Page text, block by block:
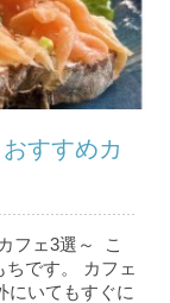
すすめカ
フェ3選～ こ
です。 カフェ
にいてもすぐに